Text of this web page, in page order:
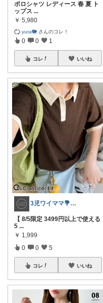
ポロシャツ レディース 春 夏 ト
ップス ...
￥ 5,980
yura🐘 さんのコレ！
0 0 1
コレ いいね
3児ワイママ💐バタバタでも回る暮らし✨
【 8/5限定 3499円以上で使える
5 ...
￥ 1,999
0 0 5
コレ いいね